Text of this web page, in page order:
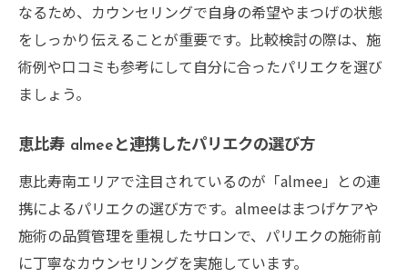
なるため、カウンセリングで自身の希望やまつげの状態
をしっかり伝えることが重要です。比較検討の際は、施
術例や口コミも参考にして自分に合ったパリエクを選び
ましょう。
恵比寿 almeeと連携したパリエクの選び方
恵比寿南エリアで注目されているのが「almee」との連
携によるパリエクの選び方です。almeeはまつげケアや
施術の品質管理を重視したサロンで、パリエクの施術前
に丁寧なカウンセリングを実施しています。